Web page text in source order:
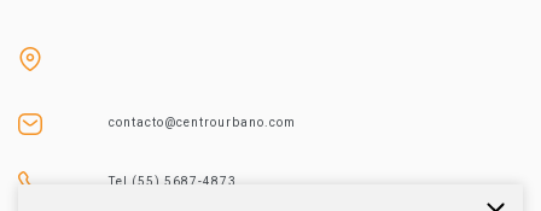
contacto@centrourbano.com
Tel (55) 5687-4873